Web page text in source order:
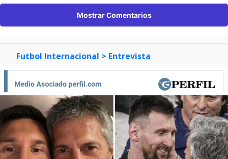
Mostrar Comentarios
Futbol Internacional > Entrevista